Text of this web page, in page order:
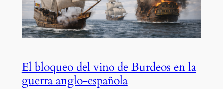
El bloqueo del vino de Burdeos en la
guerra anglo-española